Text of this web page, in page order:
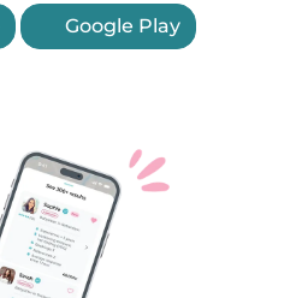
Google Play